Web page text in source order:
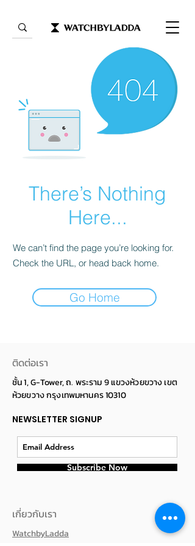
There’s Nothing
Here...
We can’t find the page you’re looking for.
Check the URL, or head back home.
Go Home
ติดต่อเรา
ชั้น 1, G-Tower, ถ. พระราม 9 แขวงห้วยขวาง เขต
ห้วยขวาง กรุงเทพมหานคร 10310
NEWSLETTER SIGNUP
Subscribe Now
เกี่ยวกับเรา
WatchbyLadda